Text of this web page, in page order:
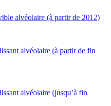
alvéolaire (à partir de 2012)
alvéolaire (à partir de fin
alvéolaire (jusqu’à fin